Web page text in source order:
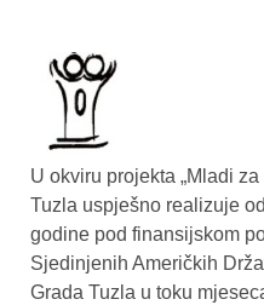
U okviru projekta „Mladi
Tuzla uspješno realizuje
godine pod finansijskom
Sjedinjenih Američkih
Grada Tuzla u toku